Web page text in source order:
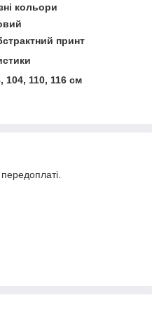
кольори
принт
104, 110, 116 см